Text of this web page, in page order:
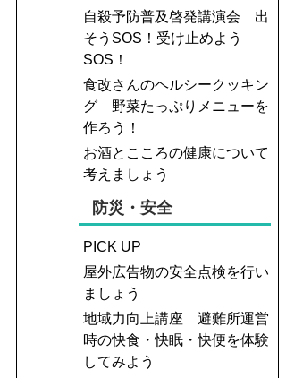
自殺予防普及啓発講演会 出
そうSOS！受け止めよう
SOS！
食改さんのヘルシークッキン
グ 野菜たっぷりメニューを
作ろう！
お酒とこころの健康について
考えましょう
防災・安全
PICK UP
屋外広告物の安全点検を行い
ましょう
地域力向上講座 避難所運営
時の快食・快眠・快便を体験
してみよう